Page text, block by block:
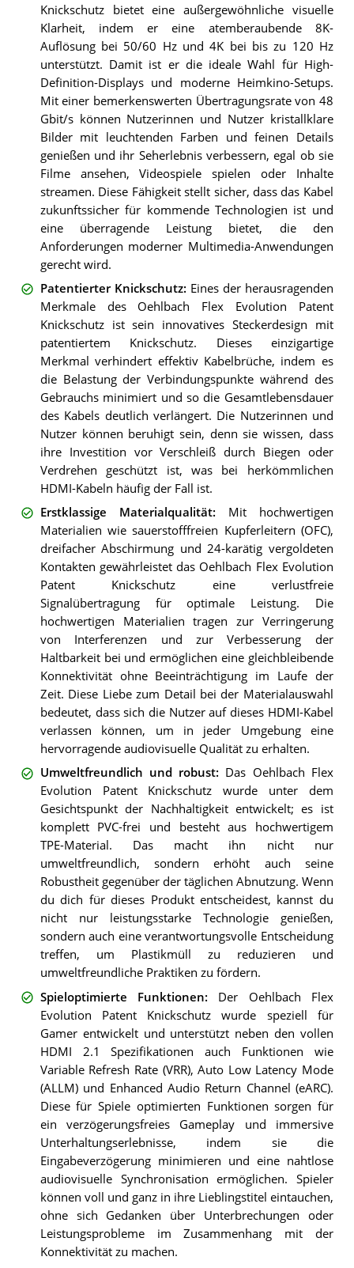
Knickschutz bietet eine außergewöhnliche visuelle
Klarheit, indem er eine atemberaubende 8K-
Auflösung bei 50/60 Hz und 4K bei bis zu 120 Hz
unterstützt. Damit ist er die ideale Wahl für High-
Definition-Displays und moderne Heimkino-Setups.
Mit einer bemerkenswerten Übertragungsrate von 48
Gbit/s können Nutzerinnen und Nutzer kristallklare
Bilder mit leuchtenden Farben und feinen Details
genießen und ihr Seherlebnis verbessern, egal ob sie
Filme ansehen, Videospiele spielen oder Inhalte
streamen. Diese Fähigkeit stellt sicher, dass das Kabel
zukunftssicher für kommende Technologien ist und
eine überragende Leistung bietet, die den
Anforderungen moderner Multimedia-Anwendungen
gerecht wird.
Patentierter Knickschutz: Eines der herausragenden
Merkmale des Oehlbach Flex Evolution Patent
Knickschutz ist sein innovatives Steckerdesign mit
patentiertem Knickschutz. Dieses einzigartige
Merkmal verhindert effektiv Kabelbrüche, indem es
die Belastung der Verbindungspunkte während des
Gebrauchs minimiert und so die Gesamtlebensdauer
des Kabels deutlich verlängert. Die Nutzerinnen und
Nutzer können beruhigt sein, denn sie wissen, dass
ihre Investition vor Verschleiß durch Biegen oder
Verdrehen geschützt ist, was bei herkömmlichen
HDMI-Kabeln häufig der Fall ist.
Erstklassige Materialqualität: Mit hochwertigen
Materialien wie sauerstofffreien Kupferleitern (OFC),
dreifacher Abschirmung und 24-karätig vergoldeten
Kontakten gewährleistet das Oehlbach Flex Evolution
Patent Knickschutz eine verlustfreie
Signalübertragung für optimale Leistung. Die
hochwertigen Materialien tragen zur Verringerung
von Interferenzen und zur Verbesserung der
Haltbarkeit bei und ermöglichen eine gleichbleibende
Konnektivität ohne Beeinträchtigung im Laufe der
Zeit. Diese Liebe zum Detail bei der Materialauswahl
bedeutet, dass sich die Nutzer auf dieses HDMI-Kabel
verlassen können, um in jeder Umgebung eine
hervorragende audiovisuelle Qualität zu erhalten.
Umweltfreundlich und robust: Das Oehlbach Flex
Evolution Patent Knickschutz wurde unter dem
Gesichtspunkt der Nachhaltigkeit entwickelt; es ist
komplett PVC-frei und besteht aus hochwertigem
TPE-Material. Das macht ihn nicht nur
umweltfreundlich, sondern erhöht auch seine
Robustheit gegenüber der täglichen Abnutzung. Wenn
du dich für dieses Produkt entscheidest, kannst du
nicht nur leistungsstarke Technologie genießen,
sondern auch eine verantwortungsvolle Entscheidung
treffen, um Plastikmüll zu reduzieren und
umweltfreundliche Praktiken zu fördern.
Spieloptimierte Funktionen: Der Oehlbach Flex
Evolution Patent Knickschutz wurde speziell für
Gamer entwickelt und unterstützt neben den vollen
HDMI 2.1 Spezifikationen auch Funktionen wie
Variable Refresh Rate (VRR), Auto Low Latency Mode
(ALLM) und Enhanced Audio Return Channel (eARC).
Diese für Spiele optimierten Funktionen sorgen für
ein verzögerungsfreies Gameplay und immersive
Unterhaltungserlebnisse, indem sie die
Eingabeverzögerung minimieren und eine nahtlose
audiovisuelle Synchronisation ermöglichen. Spieler
können voll und ganz in ihre Lieblingstitel eintauchen,
ohne sich Gedanken über Unterbrechungen oder
Leistungsprobleme im Zusammenhang mit der
Konnektivität zu machen.